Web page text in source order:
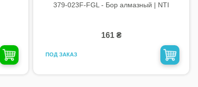
379-023F-FGL - Бор алмазный | NTI
161 ₴
ПОД ЗАКАЗ